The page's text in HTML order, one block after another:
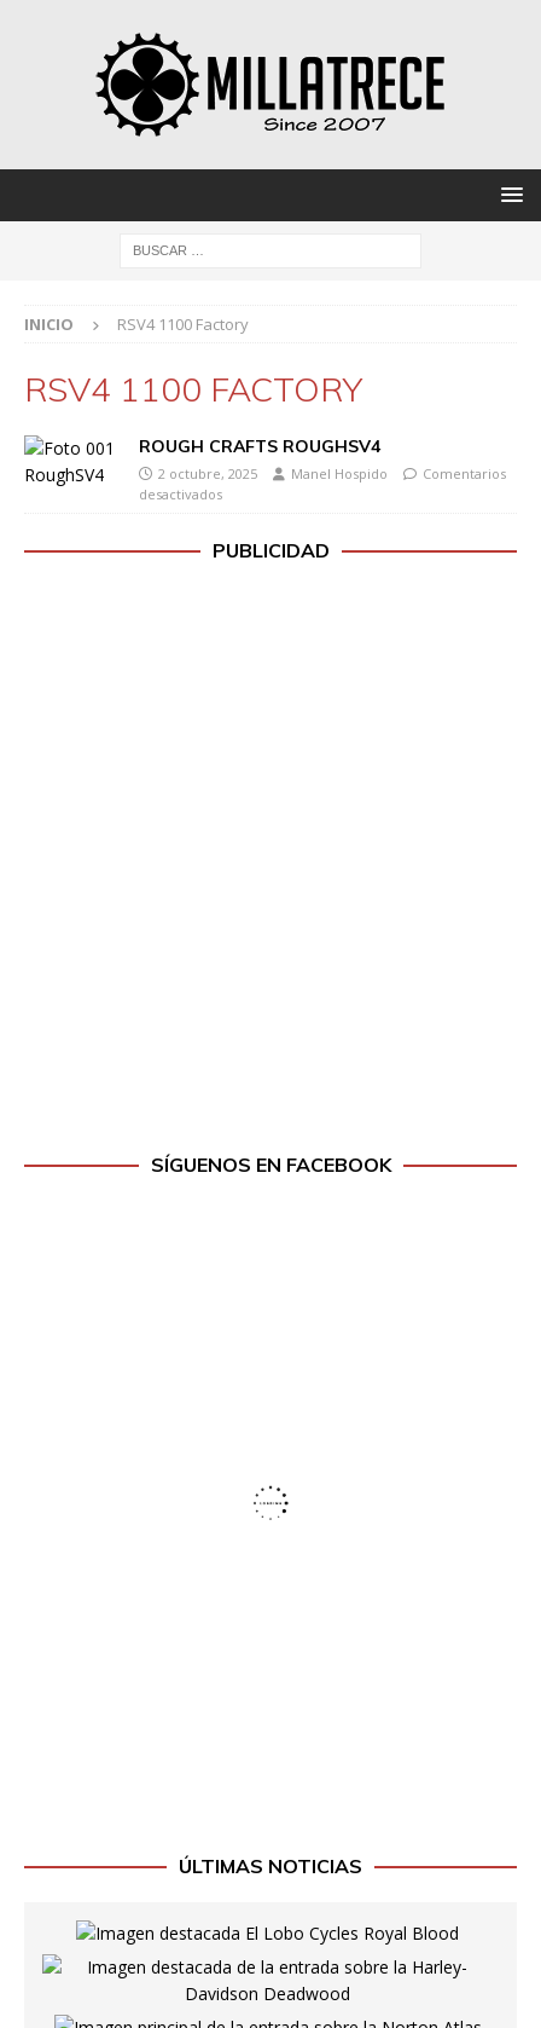
INICIO RSV4 1100 Factory
RSV4 1100 FACTORY
ROUGH CRAFTS ROUGHSV4
2 octubre, 2025 Manel Hospido
Comentarios
desactivados
PUBLICIDAD
SÍGUENOS EN FACEBOOK
ÚLTIMAS NOTICIAS